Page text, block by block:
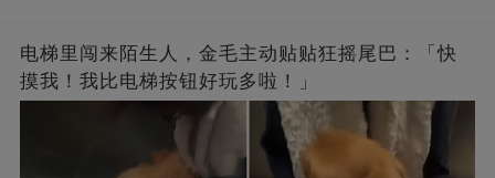
电梯里闯来陌生人，金毛主动贴贴狂摇尾巴：「快
摸我！我比电梯按钮好玩多啦！」